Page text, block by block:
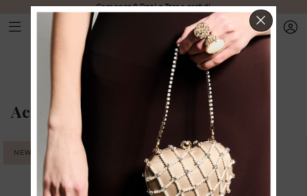
Consegna & Dazi e Tasse gratuti
Accessori Charms
NEW IN NEW IN